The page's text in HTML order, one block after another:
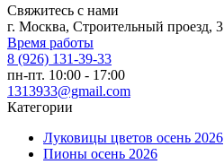
Свяжитесь с нами
г. Москва, Строительный проезд, 3
Время работы
8 (926) 131-39-33
пн-пт. 10:00 - 17:00
1313933@gmail.com
Категории
Луковицы цветов осень 2026
Пионы осень 2026